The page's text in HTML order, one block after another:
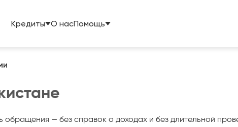
Кредиты О насПомощь
обращения — без справок о доходах и без длительной